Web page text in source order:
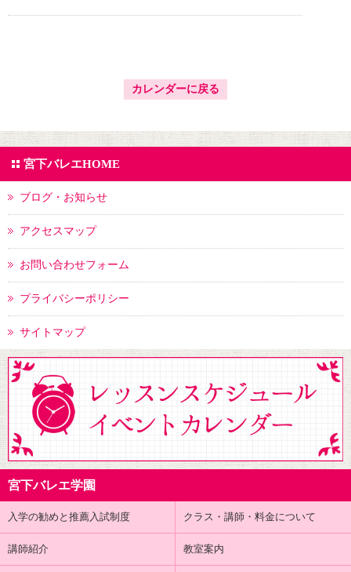
カレンダーに戻る
宮下バレエHOME
ブログ・お知らせ
アクセスマップ
お問い合わせフォーム
プライバシーポリシー
サイトマップ
宮下バレエ学園
入学の勧めと推薦入試制度 クラス・講師・料金について
講師紹介 教室案内